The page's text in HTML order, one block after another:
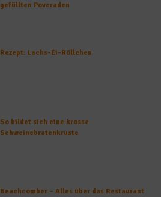
gefüllten Poveraden
Rezept: Lachs-Ei-Röllchen
So bildet sich eine krosse
Schweinebratenkruste
Beachcomber – Alles über das Restaurant